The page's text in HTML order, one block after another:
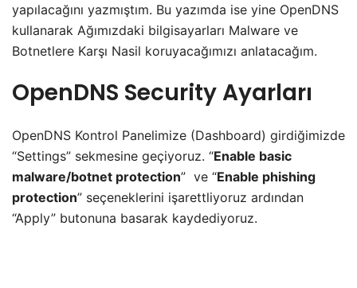
yapılacağını yazmıştım. Bu yazımda ise yine OpenDNS
kullanarak Ağımızdaki bilgisayarları Malware ve
Botnetlere Karşı Nasil koruyacağımızı anlatacağım.
OpenDNS Security Ayarları
OpenDNS Kontrol Panelimize (Dashboard) girdiğimizde
“Settings” sekmesine geçiyoruz. “Enable basic
malware/botnet protection” ve “Enable phishing
protection” seçeneklerini işarettliyoruz ardından
“Apply” butonuna basarak kaydediyoruz.